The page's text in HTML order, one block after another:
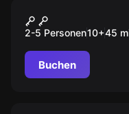
Depths of
2-5 Personen10+45
Buchen